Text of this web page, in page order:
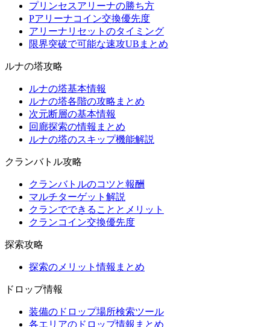
プリンセスアリーナの勝ち方
Pアリーナコイン交換優先度
アリーナリセットのタイミング
限界突破で可能な速攻UBまとめ
ルナの塔攻略
ルナの塔基本情報
ルナの塔各階の攻略まとめ
次元断層の基本情報
回廊探索の情報まとめ
ルナの塔のスキップ機能解説
クランバトル攻略
クランバトルのコツと報酬
マルチターゲット解説
クランでできることとメリット
クランコイン交換優先度
探索攻略
探索のメリット情報まとめ
ドロップ情報
装備のドロップ場所検索ツール
各エリアのドロップ情報まとめ